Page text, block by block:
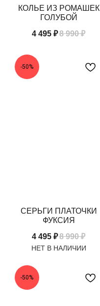
КОЛЬЕ ИЗ РОМАШЕК
ГОЛУБОЙ
4 495 ₽8 990 ₽
-50%
СЕРЬГИ ПЛАТОЧКИ
ФУКСИЯ
4 495 ₽8 990 ₽
-50%